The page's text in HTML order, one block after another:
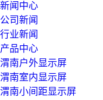
新闻中心
公司新闻
行业新闻
产品中心
渭南户外显示屏
渭南室内显示屏
渭南小间距显示屏